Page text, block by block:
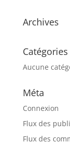
Archives
Catégories
Aucune
Méta
Connexion
Flux des
Flux des